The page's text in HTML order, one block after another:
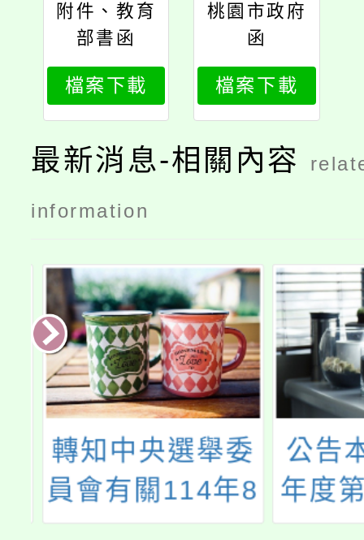
附件、教育
部書函
檔案下載
桃園市政府
函
檔案下載
最新消息-相關內容
information
轉知中央選舉委
員會有關114年8
公告
年度